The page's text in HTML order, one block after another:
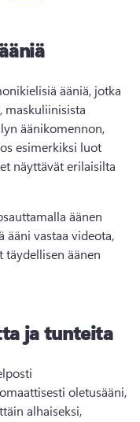
ääniä, jotka
maskuliinisista
äänikomennon,
esimerkiksi luot
näyttävät erilaisilta
äänen
ääni vastaa videota,
äänen
ja tunteita
oletusääni,
alhaiseksi,